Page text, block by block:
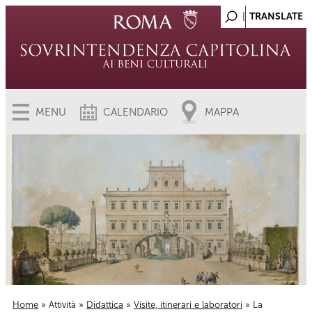
MENU CALENDARIO MAPPA
Home » Attività » Didattica » Visite, itinerari e laboratori » La